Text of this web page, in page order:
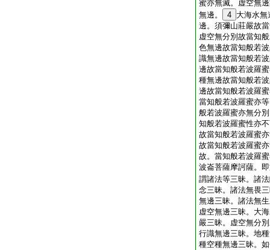
蜜亦無滅。虚空無
無邊。
4 大海水
邊。須彌山莊嚴故
虚空無分別故當知
色無邊故當知般若
識無邊故當知般若
邊故當知般若波羅
種無邊故當知般若
邊故當知般若波羅
當知般若波羅蜜亦
般若波羅蜜亦無分
知般若波羅蜜性亦
故當知般若波羅蜜
故當知般若波羅蜜
故。當知般若波羅
波崙菩薩摩訶薩。
謂諸法等三昧。諸
念三昧。諸法無畏
無邊三昧。諸法無
虚空無邊三昧。大
嚴三昧。虚空無分
行識無邊三昧。地
種空種無邊三昧。